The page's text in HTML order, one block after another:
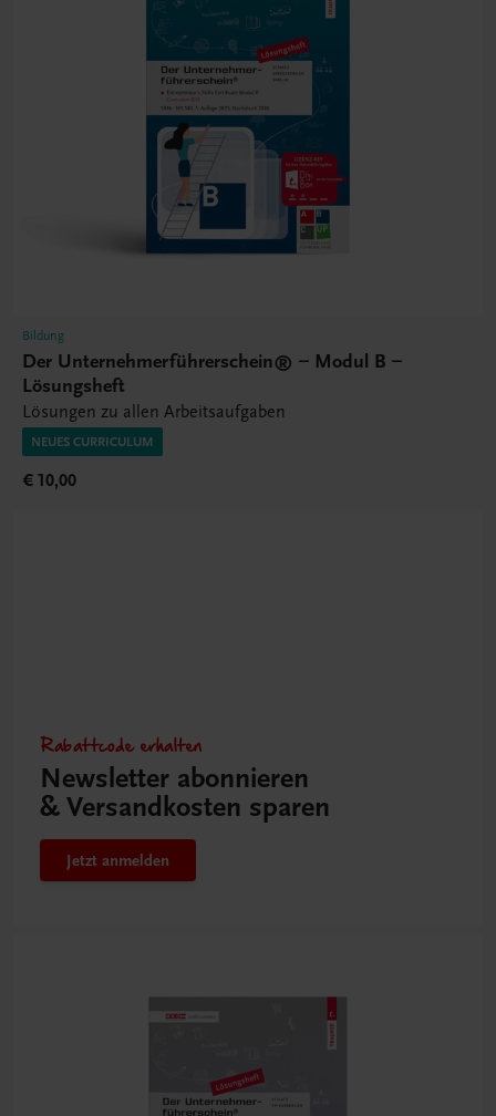
Bildung
Der Unternehmerführerschein® – Modul B –
Lösungsheft
Lösungen zu allen Arbeitsaufgaben
NEUES CURRICULUM
€ 10,00
Rabattcode erhalten
Newsletter abonnieren
& Versandkosten sparen
Jetzt anmelden